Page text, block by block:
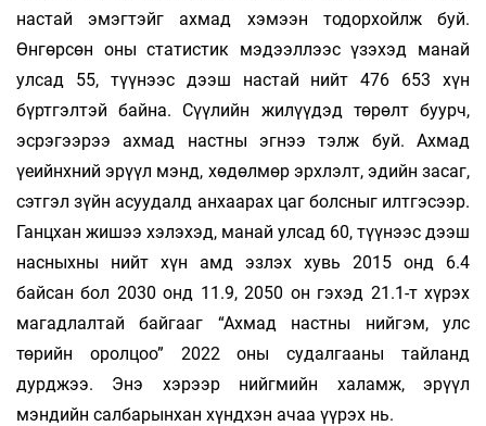
настай эмэгтэйг ахмад хэмээн тодорхойлж буй.
Өнгөрсөн оны статистик мэдээллээс үзэхэд манай
улсад 55, түүнээс дээш настай нийт 476 653 хүн
бүртгэлтэй байна. Сүүлийн жилүүдэд төрөлт буурч,
эсрэгээрээ ахмад настны эгнээ тэлж буй. Ахмад
үеийнхний эрүүл мэнд, хөдөлмөр эрхлэлт, эдийн засаг,
сэтгэл зүйн асуудалд анхаарах цаг болсныг илтгэсээр.
Ганцхан жишээ хэлэхэд, манай улсад 60, түүнээс дээш
насныхны нийт хүн амд эзлэх хувь 2015 онд 6.4
байсан бол 2030 онд 11.9, 2050 он гэхэд 21.1-т хүрэх
магадлалтай байгааг “Ахмад настны нийгэм, улс
төрийн оролцоо” 2022 оны судалгааны тайланд
дурджээ. Энэ хэрээр нийгмийн халамж, эрүүл
мэндийн салбарынхан хүндхэн ачаа үүрэх нь.